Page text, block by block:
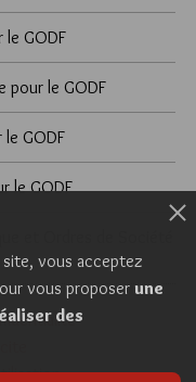
le GODF
pour le GODF
GODF
le GODF
vous acceptez
vous proposer une
des